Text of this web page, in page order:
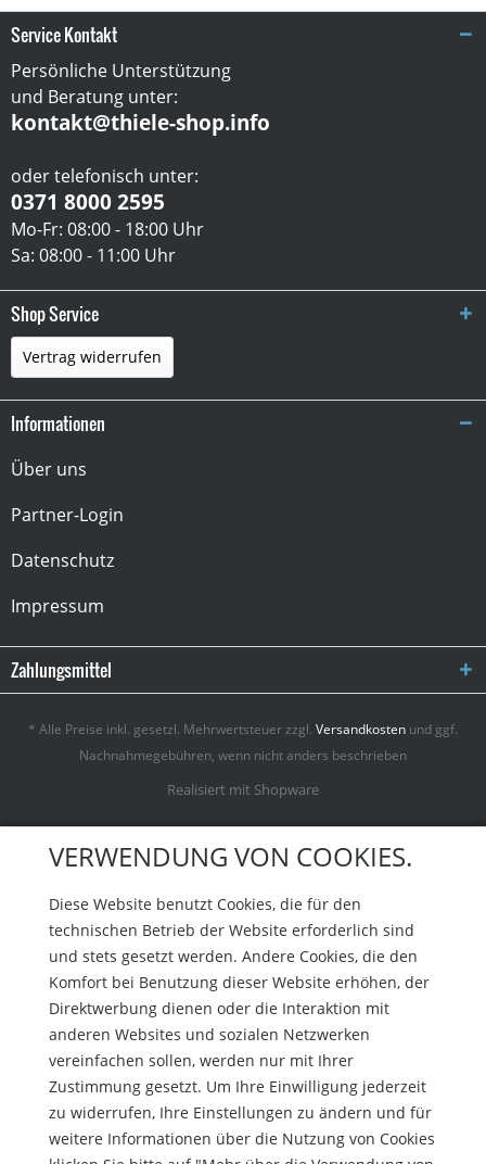
Service Kontakt
Persönliche Unterstützung
und Beratung unter:
kontakt@thiele-shop.info
oder telefonisch unter:
0371 8000 2595
Mo-Fr: 08:00 - 18:00 Uhr
Sa: 08:00 - 11:00 Uhr
Shop Service
Vertrag widerrufen
Informationen
Über uns
Partner-Login
Datenschutz
Impressum
Zahlungsmittel
* Alle Preise inkl. gesetzl. Mehrwertsteuer zzgl. Versandkosten und ggf.
Nachnahmegebühren, wenn nicht anders beschrieben
Realisiert mit Shopware
VERWENDUNG VON COOKIES.
Diese Website benutzt Cookies, die für den
technischen Betrieb der Website erforderlich sind
und stets gesetzt werden. Andere Cookies, die den
Komfort bei Benutzung dieser Website erhöhen, der
Direktwerbung dienen oder die Interaktion mit
anderen Websites und sozialen Netzwerken
vereinfachen sollen, werden nur mit Ihrer
Zustimmung gesetzt. Um Ihre Einwilligung jederzeit
zu widerrufen, Ihre Einstellungen zu ändern und für
weitere Informationen über die Nutzung von Cookies